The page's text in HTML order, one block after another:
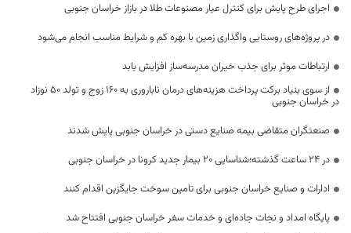
اجرای طرح پایش برای کنترل عیار مصنوعات طلا در بازاز خراسان جنوبی
در پروژه‌های روستایی واگذاری زمین با بهره کم و شرایط مناسب انجام می‌شود
ارتباطات موثر برای جذب خیران مدرسه‌ساز افزایش یابد
از سوی بنیاد برکت پرداخت هزینه‌های درمان ناباروری به ۱۶۰ زوج و تولد ۵۰ نوزاد
در خراسان جنوبی
صنعتگران متقاضی بیمه صنایع دستی در خراسان جنوبی پایش شدند
در 24 ساعت گذشته؛شناسایی 20 بیمار جدید کرونا در خراسان جنوبی
ادارات و صنایع خراسان جنوبی برای تامین سوخت جایگزین اقدام کنند
پایگاه امداد و نجات جاده‌ای و خدمات سفر خراسان جنوبی افتتاح شد